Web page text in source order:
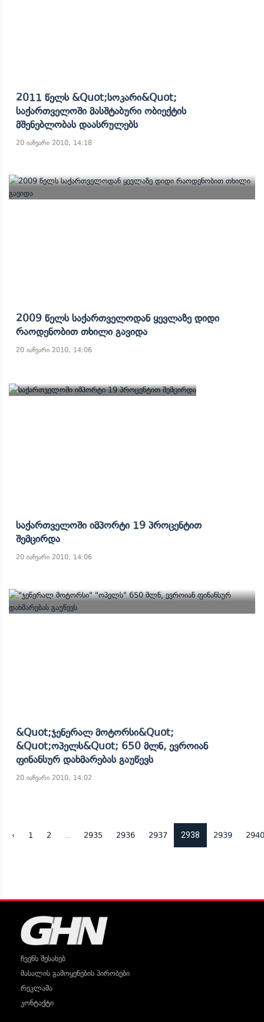
2011 Წელს &quot;სოკარი&quot;
Საქართველოში Მასშტაბური Ობიექტის
Მშენებლობას Დაასრულებს
20 იანვარი 2010, 14:18
2009 Წელს Საქართველოდან Ყევლაზე Დიდი
Რაოდენობით Თხილი Გავიდა
20 იანვარი 2010, 14:06
Საქართველოში Იმპორტი 19 Პროცენტით
Შემცირდა
20 იანვარი 2010, 14:06
&quot;ჯენერალ Მოტორსი&quot;
&quot;ოპელს&quot; 650 Მლნ, Ევროიან
Ფინანსურ Დახმარებას Გაუწევს
20 იანვარი 2010, 14:02
‹ 1 2 2935 2936 2937 2938 2939 2940
ჩვენს შესახებ
მასალის გამოყენების პირობები
რეკლამა
კონტაქტი